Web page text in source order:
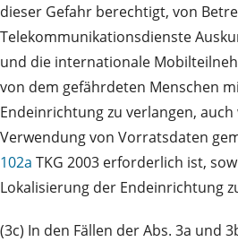
dieser Gefahr berechtigt, von
Telekommunikationsdienste
und die internationale
von dem gefährdeten Menschen
Endeinrichtung zu verlangen,
Verwendung von Vorratsdaten
102a TKG 2003 erforderlich ist,
Lokalisierung der Endeinrichtung
(3c) In den Fällen der Abs. 3a und